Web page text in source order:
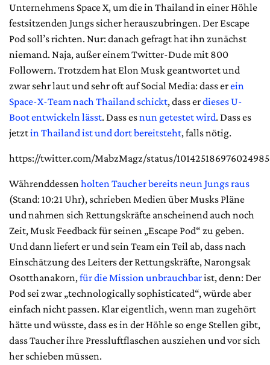
Unternehmens Space X, um die in Thailand in einer Höhle
festsitzenden Jungs sicher herauszubringen. Der Escape
Pod soll’s richten. Nur: danach gefragt hat ihn zunächst
niemand. Naja, außer einem Twitter-Dude mit 800
Followern. Trotzdem hat Elon Musk geantwortet und
zwar sehr laut und sehr oft auf Social Media: dass erein
Space-X-Team nach Thailand schickt, dass erdieses U-
Boot entwickeln lässt. Dass esnun getestet wird. Dass es
jetztin Thailand ist und dort bereitsteht, falls nötig.
https://twitter.com/MabzMagz/status/
Währenddessen holten Taucher bereits neun Jungs raus
(Stand: 10:21 Uhr), schrieben Medien über Musks Pläne
und nahmen sich Rettungskräfte anscheinend auch noch
Zeit, Musk Feedback für seinen „Escape Pod“ zu geben.
Und dann liefert er und sein Team ein Teil ab, dass nach
Einschätzung des Leiters der Rettungskräfte, Narongsak
Osotthanakorn, für die Mission unbrauchbarist, denn: Der
Pod sei zwar „technologically sophisticated“, würde aber
einfach nicht passen. Klar eigentlich, wenn man zugehört
hätte und wüsste, dass es in der Höhle so enge Stellen gibt,
dass Taucher ihre Pressluftflaschen ausziehen und vor sich
her schieben müssen.